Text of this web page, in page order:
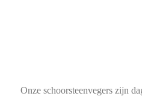
Onze schoorsteenvegers zijn